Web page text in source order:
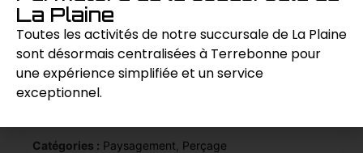
peut-être même déterrer quelques trésors
oubliés par les ours polaires.
Demande de prix
Catégories : Paysagement Perçage
La Plaine
Toutes les activités de notre succursale de La Plaine
sont désormais centralisées à Terrebonne pour
une expérience simplifiée et un service
exceptionnel.